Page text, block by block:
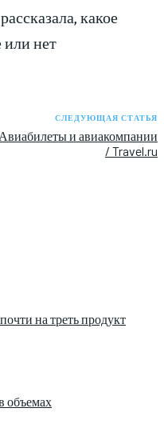
какое
нет
СЛЕДУЮЩАЯ СТАТЬЯ
Авиабилеты и авиакомпании
/ Travel.ru
на треть продукт
объемах